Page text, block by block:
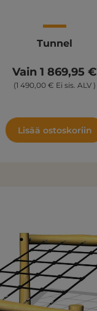
Tunnel
Vain 1 869,95 €
(1 490,00 € Ei sis. ALV )
Lisää ostoskoriin